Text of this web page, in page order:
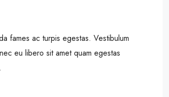
fames ac turpis egestas. Vestibulum
eu libero sit amet quam egestas